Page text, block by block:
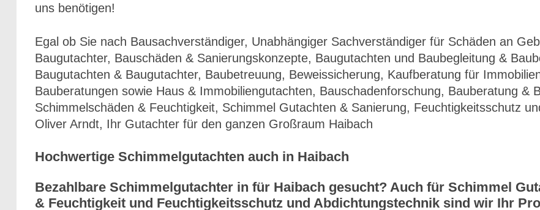
uns benötigen!
Egal ob Sie nach Bausachverständiger, Unabhängiger Sachverständiger für Schäden an
Baugutachter, Bauschäden & Sanierungskonzepte, Baugutachten und Baubegleitung &
Baugutachten & Baugutachter, Baubetreuung, Beweissicherung, Kaufberatung für
Bauberatungen sowie Haus & Immobiliengutachten, Bauschadenforschung, Bauberatung &
Schimmelschäden & Feuchtigkeit, Schimmel Gutachten & Sanierung, Feuchtigkeitsschutz
Oliver Arndt, Ihr Gutachter für den ganzen Großraum Haibach
Hochwertige Schimmelgutachten auch in Haibach
Bezahlbare Schimmelgutachter in für Haibach gesucht? Auch für Schimmel
& Feuchtigkeit und Feuchtigkeitsschutz und Abdichtungstechnik sind wir Ihr